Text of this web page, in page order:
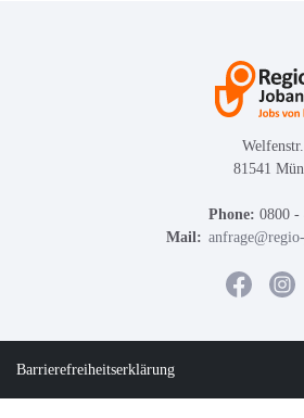
81541
Phone: 0800 -
Mail:
Barrierefreiheitserklärung